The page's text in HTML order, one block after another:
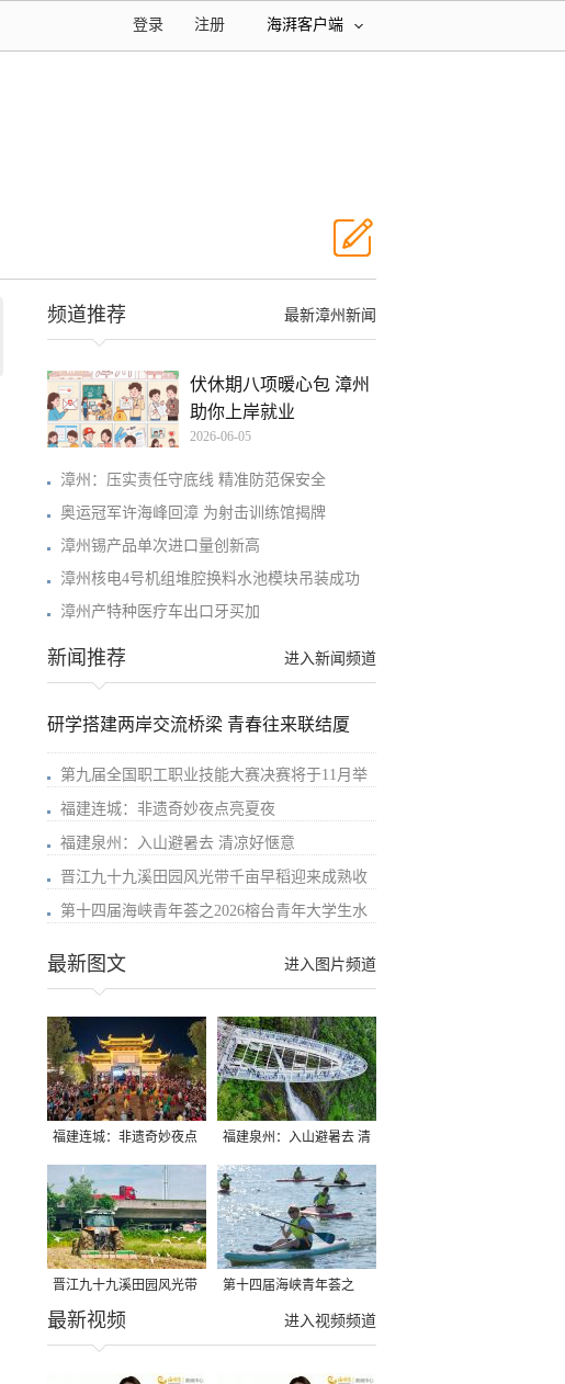
海湃客户端
注册
登录
最新漳州新闻
频道推荐
伏休期八项暖心包 漳州
助你上岸就业
2026-06-05
漳州：压实责任守底线 精准防范保安全
​奥运冠军许海峰回漳 为射击训练馆揭牌
漳州锡产品单次进口量创新高
漳州核电4号机组堆腔换料水池模块吊装成功
漳州产特种医疗车出口牙买加
进入新闻频道
新闻推荐
研学搭建两岸交流桥梁 青春往来联结厦
第九届全国职工职业技能大赛决赛将于11月举
福建连城：非遗奇妙夜点亮夏夜
福建泉州：入山避暑去 清凉好惬意
晋江九十九溪田园风光带千亩早稻迎来成熟收
第十四届海峡青年荟之2026榕台青年大学生水
进入图片频道
最新图文
福建连城：非遗奇妙夜点
亮夏夜
福建泉州：入山避暑去 清
凉好惬意
晋江九十九溪田园风光带
千亩早稻迎来成熟收割季
第十四届海峡青年荟之
2026榕台青年大学生水上
进入视频频道
最新视频